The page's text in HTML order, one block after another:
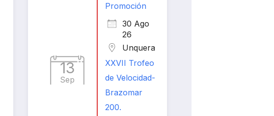
Promoción
30 Ago
26
Unquera
13
Sep
XXVII Trofeo
de Velocidad-
Brazomar
200.